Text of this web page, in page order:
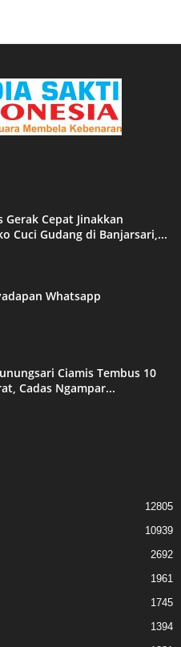
Gerak Cepat Jinakkan
Cuci Gudang di Banjarsari,...
Whatsapp
Ciamis Tembus 10
Cadas Ngampar...
12805
10939
2692
1961
1745
1394